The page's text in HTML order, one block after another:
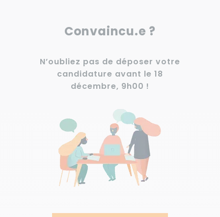
Convaincu.e ?
N’oubliez pas de déposer votre
candidature avant le 18
décembre, 9h00 !